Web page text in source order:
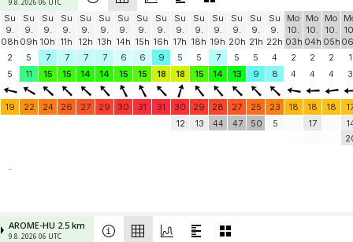
9.8. 2026 06 UTC
Su
9.
08h
Su
9.
09h
Su
9.
10h
Su
9.
11h
Su
9.
12h
Su
9.
13h
Su
9.
14h
Su
9.
15h
Su
9.
16h
Su
9.
17h
Su
9.
18h
Su
9.
19h
Su
9.
20h
Su
9.
21h
Su
9.
22h
Mo
10.
03h
Mo
10.
04h
Mo
10.
05h
2
5 7 7 7 7 6 6 9 5 5 7 5 5 4 2 2 2
1
5
11 15 15 14 14 15 15 18 18 15 14 13 9 8 4 4 4 3
19 22 24 26 27 29 30 31 31 30 29 28 27 25 23 18 18 18
12
13 44 47 50 5 17
-
AROME-HU 2.5 km
9.8. 2026 06 UTC